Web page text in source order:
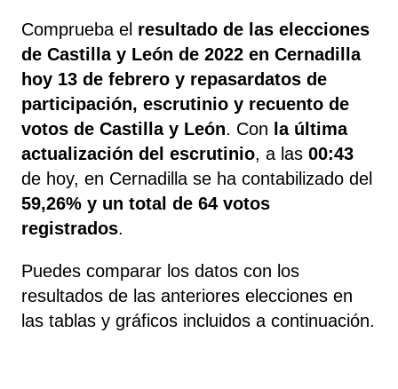
Comprueba el resultado de las elecciones
de Castilla y León de 2022 en Cernadilla
hoy 13 de febrero y repasardatos de
participación, escrutinio y recuento de
votos de Castilla y León. Con la última
actualización del escrutinio, a las 00:43
de hoy, en Cernadilla se ha contabilizado del
59,26% y un total de 64 votos
registrados.
Puedes comparar los datos con los
resultados de las anteriores elecciones en
las tablas y gráficos incluidos a continuación.